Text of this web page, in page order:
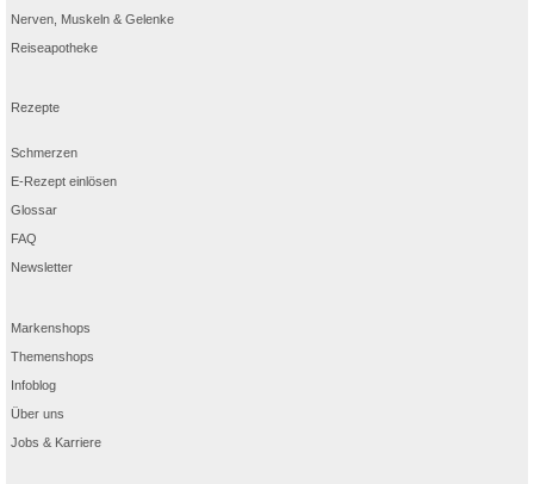
Nerven, Muskeln & Gelenke
Reiseapotheke
Rezepte
Schmerzen
E-Rezept einlösen
Glossar
FAQ
Newsletter
Markenshops
Themenshops
Infoblog
Über uns
Jobs & Karriere